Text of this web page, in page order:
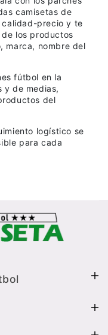
camisetas de
precio y te
los productos
marca, nombre del
fútbol en la
y de medias,
del
logístico se
para cada